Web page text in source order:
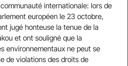
internationale: lors de
européen le 23 octobre,
jugé honteuse la tenue de la
et ont souligné que la
environnementaux ne peut se
de violations des droits de